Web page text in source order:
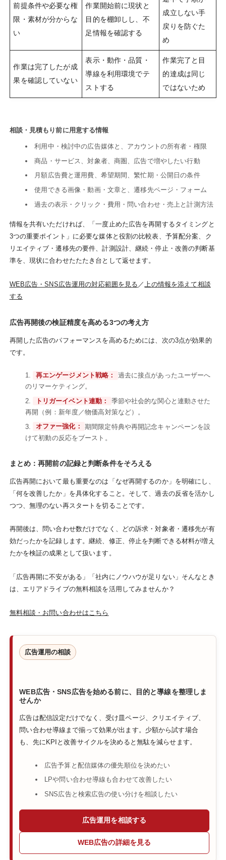
前提条件や必要な権
限・素材が分からな
い
作業開始前に現状と
目的を棚卸しし、不
足情報を確認する
成立しない手
戻りを防ぐた
め
作業は完了したが成
果を確認していない
表示・動作・品質・
導線を利用環境でテ
ストする
作業完了と目
的達成は同じ
ではないため
相談・見積もり前に用意する情報
利用中・検討中の広告媒体と、アカウントの所有者・権限
商品・サービス、対象者、商圏、広告で増やしたい行動
月額広告費と運用費、希望期間、繁忙期・公開日の条件
使用できる画像・動画・文章と、遷移先ページ・フォーム
過去の表示・クリック・費用・問い合わせ・売上と計測方法
情報を共有いただければ、「一度止めた広告を再開するタイミングと
3つの重要ポイント」に必要な媒体と役割の比較表、予算配分案、ク
リエイティブ・遷移先の要件、計測設計、継続・停止・改善の判断基
準を、現状に合わせたたたき台として返せます。
WEB広告・SNS広告運用の対応範囲を見る ／ 上の情報を添えて相談
する
広告再開後の検証精度を高める3つの考え方
再開した広告のパフォーマンスを高めるためには、次の3点が効果的
です。
再エンゲージメント戦略：
過去に接点があったユーザーへ
のリマーケティング。
トリガーイベント連動：
季節や社会的な関心と連動させた
再開（例：新年度／物価高対策など）。
オファー強化：
期間限定特典や再開記念キャンペーンを設
けて初動の反応をブースト。
まとめ：再開前の記録と判断条件をそろえる
広告再開において最も重要なのは「なぜ再開するのか」を明確にし、
「何を改善したか」を具体化すること。そして、過去の反省を活かし
つつ、無理のない再スタートを切ることです。
再開後は、問い合わせ数だけでなく、どの訴求・対象者・遷移先が有
効だったかを記録します。継続、修正、停止を判断できる材料が増え
たかを検証の成果として扱います。
「広告再開に不安がある」「社内にノウハウが足りない」そんなとき
は、エリアドライブの無料相談を活用してみませんか？
無料相談・お問い合わせはこちら
広告運用の相談
WEB広告・SNS広告を始める前に、目的と導線を整理しま
せんか
広告は配信設定だけでなく、受け皿ページ、クリエイティブ、
問い合わせ導線まで揃って効果が出ます。少額から試す場合
も、先にKPIと改善サイクルを決めると無駄を減らせます。
広告予算と配信媒体の優先順位を決めたい
LPや問い合わせ導線も合わせて改善したい
SNS広告と検索広告の使い分けを相談したい
広告運用を相談する
WEB広告の詳細を見る